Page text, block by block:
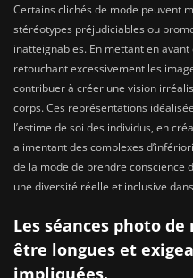
Certains clichés de mode peuvent
stéréotypes préjudiciables ou
inatteignables. En mettant en
retouchant excessivement les
contribuer à créer une vision
corps. Ces représentations
l’estime de soi des individus, en
alimentant des complexes
de la mode de prendre conscience
une diversité réelle et inclusive
Les séances photo
être longues et
impliquées.